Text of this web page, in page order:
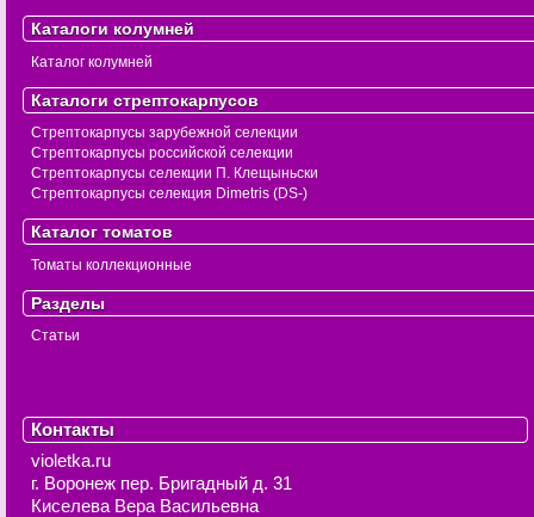
Каталоги колумней
Каталог колумней
Каталоги стрептокарпусов
Стрептокарпусы зарубежной селекции
Стрептокарпусы российской селекции
Стрептокарпусы селекции П. Клещыньски
Стрептокарпусы селекция Dimetris (DS-)
Каталог томатов
Томаты коллекционные
Разделы
Статьи
Контакты
violetka.ru
г. Воронеж пер. Бригадный д. 31
Киселева Вера Васильевна